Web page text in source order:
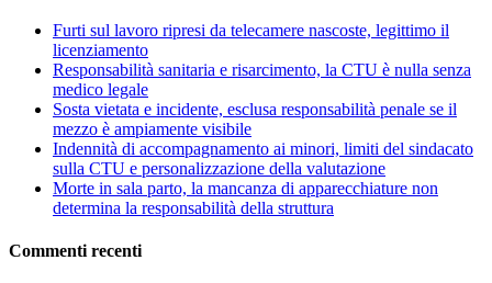
Furti sul lavoro ripresi da telecamere nascoste, legittimo il
licenziamento
Responsabilità sanitaria e risarcimento, la CTU è nulla senza
medico legale
Sosta vietata e incidente, esclusa responsabilità penale se il
mezzo è ampiamente visibile
Indennità di accompagnamento ai minori, limiti del sindacato
sulla CTU e personalizzazione della valutazione
Morte in sala parto, la mancanza di apparecchiature non
determina la responsabilità della struttura
Commenti recenti